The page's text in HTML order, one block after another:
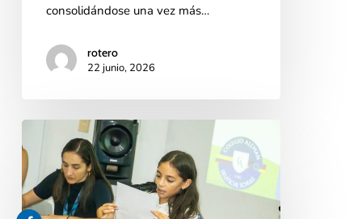
consolidándose una vez más…
rotero
22 junio, 2026